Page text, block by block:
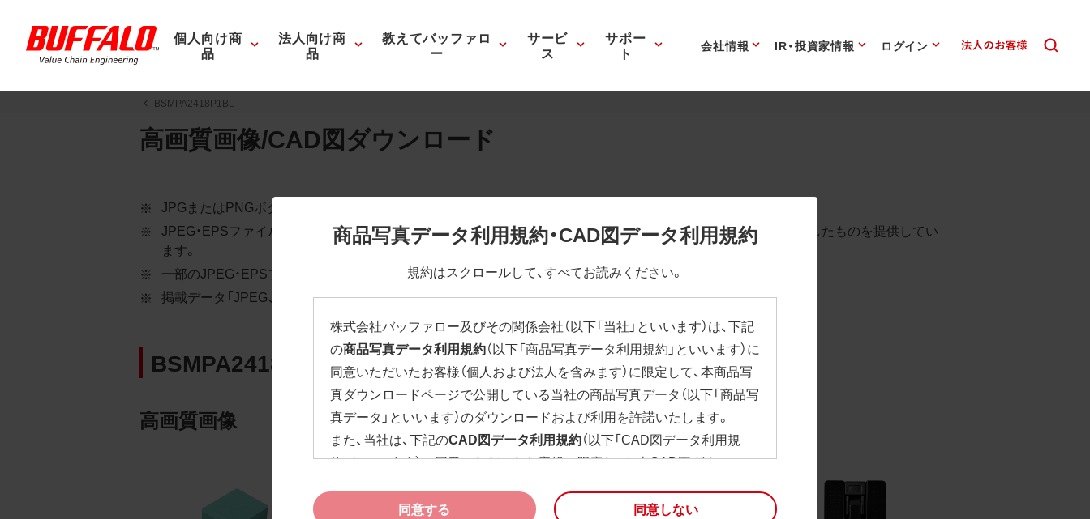
個人向け商
品
法人向け商
品
教えてバッファロ
ー
サービ
ス
サポー
ト 会社情報 IR・投資家情報 ログイン
BSMPA2418P1BL
高画質画像/CAD図ダウンロード
商品写真データ利用規約・CAD図データ利用規約
規約はスクロールして、すべてお読みください。
株式会社バッファロー及びその関係会社（以下「当社」といいます）は、下記
の商品写真データ利用規約（以下「商品写真データ利用規約」といいます）に
同意いただいたお客様（個人および法人を含みます）に限定して、本商品写
真ダウンロードページで公開している当社の商品写真データ（以下「商品写
真データ」といいます）のダウンロードおよび利用を許諾いたします。
また、当社は、下記のCAD図データ利用規約（以下「CAD図データ利用規
約」といいます）に同意いただいたお客様に限定して、本CAD図ダウンロー
ます）の利用を許諾いたします。
同意する 同意しない
JPGまたはPNGボタンを押すと画像の表示。EPSボタンを押すと圧縮ファイルのダウンロードが始まります。
JPEG・EPSファイルにはパスが設定されています。画像編集の際に便利です。PNG画像は原則として背景を透過したものを提供してい
ます。
一部のJPEG・EPSファイルにはパスが設定されていない場合があります。ご了承ください。
掲載データ「JPEG、PNG : 低解像度(RGBカラー)」 「EPS : 高解像度(CMYKカラー)」
BSMPA2418P1BL
高画質画像